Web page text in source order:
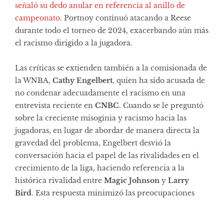
señaló su dedo anular en referencia al anillo de
campeonato. Portnoy continuó atacando a Reese
durante todo el torneo de 2024, exacerbando aún más
el racismo dirigido a la jugadora.
Las críticas se extienden también a la comisionada de
la WNBA, Cathy Engelbert, quien ha sido acusada de
no condenar adecuadamente el racismo en una
entrevista reciente en CNBC. Cuando se le preguntó
sobre la creciente misoginia y racismo hacia las
jugadoras, en lugar de abordar de manera directa la
gravedad del problema, Engelbert desvió la
conversación hacia el papel de las rivalidades en el
crecimiento de la liga, haciendo referencia a la
histórica rivalidad entre Magic Johnson y Larry
Bird . Esta respuesta minimizó las preocupaciones